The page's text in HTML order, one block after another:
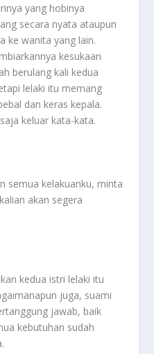
yang hobinya
secara nyata ataupun
ke wanita yang lain.
kesukaan
berulang kali kedua
lelaki itu memang
dan keras kepala.
keluar kata-kata.
semua kelakuanku, minta
akan segera
kedua istri lelaki itu
juga, suami
jawab, baik
kebutuhan sudah